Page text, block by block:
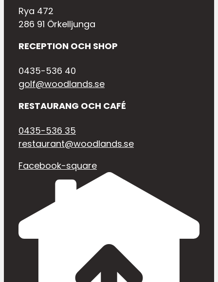
Rya 472
286 91 Örkelljunga
RECEPTION OCH SHOP
0435-536 40
golf@woodlands.se
RESTAURANG OCH CAFÉ
0435-536 35
restaurant@woodlands.se
Facebook-square